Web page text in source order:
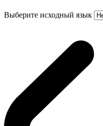
Выберите исходный язык